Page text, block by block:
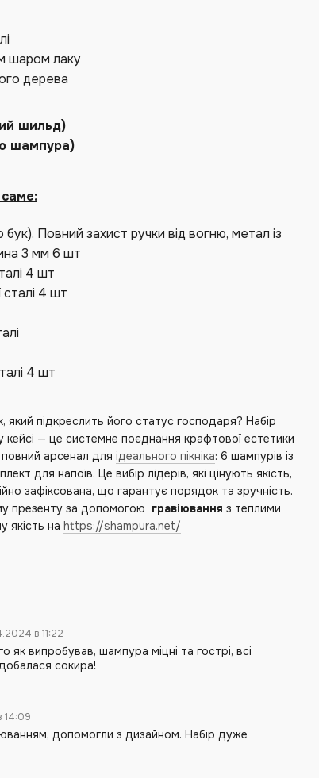
шаром лаку
дерева
шильд)
шампура)
Повний захист ручки від вогню, метал із
3 мм 6 шт
4 шт
сталі 4 шт
4 шт
підкреслить його статус господаря? Набір
— це системне поєднання крафтової естетики
повний арсенал для ідеального пікніка: 6 шампурів із
для напоїв. Це вибір лідерів, які цінують якість,
зафіксована, що гарантує порядок та зручність.
презенту за допомогою гравіювання з теплими
якість на https://shampura.net/
в 11:22
як випробував, шампура міцні та гострі, всі
сокира!
14:09
допомогли з дизайном. Набір дуже